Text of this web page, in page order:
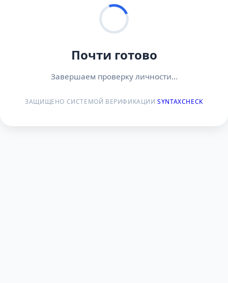
Почти готово
Завершаем проверку личности...
ЗАЩИЩЕНО СИСТЕМОЙ ВЕРИФИКАЦИИSYNTAXCHECK